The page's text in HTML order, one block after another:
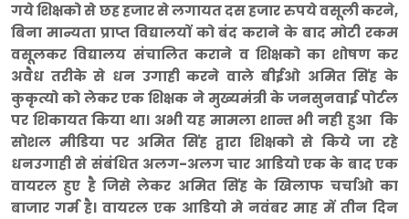
गये शिक्षको से छह हजार से लगायत दस हजार रुपये वसूली करने,
बिना मान्यता प्राप्त विद्यालयों को बंद कराने के बाद मोटी रकम
वसूलकर विद्यालय संचालित कराने व शिक्षको का शोषण कर
अवैध तरीके से धन उगाही करने वाले बीईओ अमित सिंह के
कुकृत्यो को लेकर एक शिक्षक ने मुख्यमंत्री के जनसुनवाई पोर्टल
पर शिकायत किया था। अभी यह मामला शान्त भी नही हुआ कि
सोशल मीडिया पर अमित सिंह द्वारा शिक्षको से किये जा रहे
धनउगाही से संबंधित अलग-अलग चार आडियो एक के बाद एक
वायरल हुए है जिसे लेकर अमित सिंह के खिलाफ चर्चाओ का
बाजार गर्म है। वायरल एक आडियो मे नवंबर माह में तीन दिन